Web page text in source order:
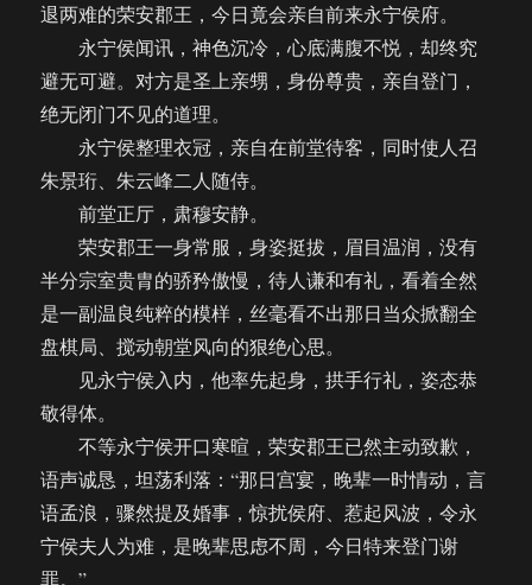
退两难的荣安郡王，今日竟会亲自前来永宁侯府。
永宁侯闻讯，神色沉冷，心底满腹不悦，却终究
避无可避。对方是圣上亲甥，身份尊贵，亲自登门，
绝无闭门不见的道理。
永宁侯整理衣冠，亲自在前堂待客，同时使人召
朱景珩、朱云峰二人随侍。
前堂正厅，肃穆安静。
荣安郡王一身常服，身姿挺拔，眉目温润，没有
半分宗室贵胄的骄矜傲慢，待人谦和有礼，看着全然
是一副温良纯粹的模样，丝毫看不出那日当众掀翻全
盘棋局、搅动朝堂风向的狠绝心思。
见永宁侯入内，他率先起身，拱手行礼，姿态恭
敬得体。
不等永宁侯开口寒暄，荣安郡王已然主动致歉，
语声诚恳，坦荡利落：“那日宫宴，晚辈一时情动，言
语孟浪，骤然提及婚事，惊扰侯府、惹起风波，令永
宁侯夫人为难，是晚辈思虑不周，今日特来登门谢
罪。”